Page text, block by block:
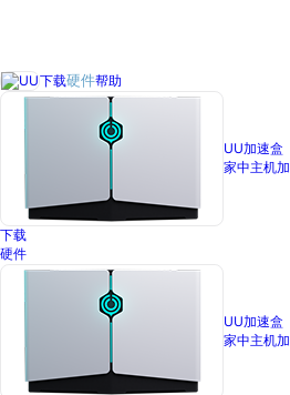
下载硬件帮助
UU加速盒
家中主机
下载
硬件
UU加速盒
家中主机